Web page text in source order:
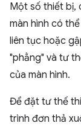
Một số thiết bị,
màn hình có
liên tục hoặc
"phẳng" và tư
của màn hình.
Để đặt tư thế
trình đơn thả